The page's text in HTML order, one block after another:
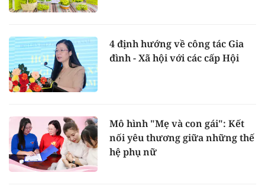
4 định hướng về công tác Gia
đình - Xã hội với các cấp Hội
Mô hình "Mẹ và con gái": Kết
nối yêu thương giữa những thế
hệ phụ nữ